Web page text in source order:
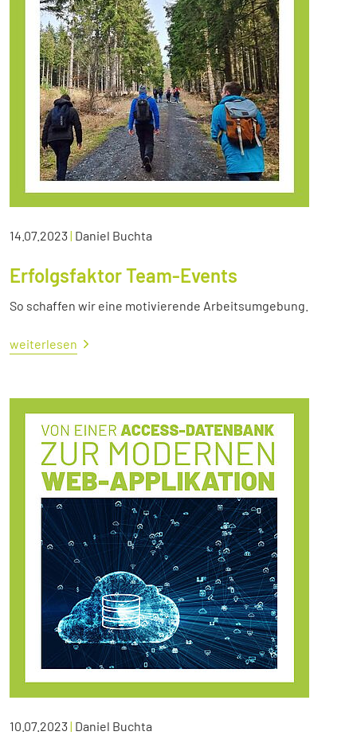
14.07.2023| Daniel Buchta
Erfolgsfaktor Team-Events
So schaffen wir eine motivierende Arbeitsumgebung.
weiterlesen
10.07.2023| Daniel Buchta